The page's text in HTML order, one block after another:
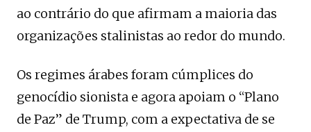
ao contrário do que afirmam a maioria das
organizações stalinistas ao redor do mundo.
Os regimes árabes foram cúmplices do
genocídio sionista e agora apoiam o “Plano
de Paz” de Trump, com a expectativa de se